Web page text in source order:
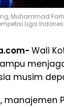
Muhammad
Liga
Wali
musim
manajemen